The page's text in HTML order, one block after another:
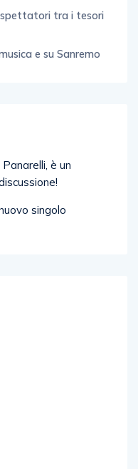
tra i tesori
e su Sanremo
è un
singolo